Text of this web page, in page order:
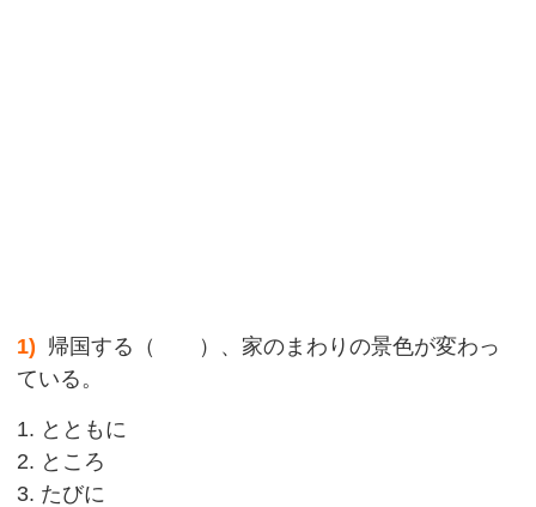
1) 帰国する（ ）、家のまわりの景色が変わっ
ている。
1. とともに
2. ところ
3. たびに